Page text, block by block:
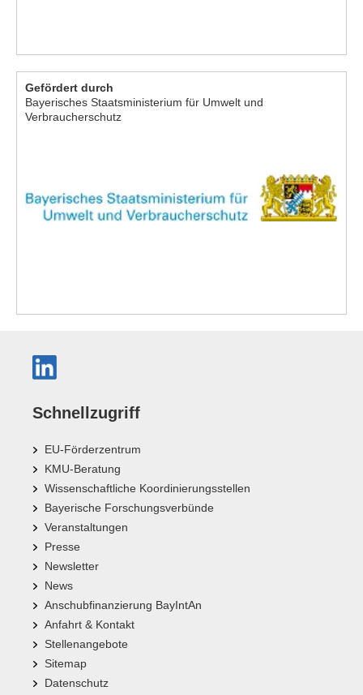
Gefördert durch
Bayerisches Staatsministerium für Umwelt und
Verbraucherschutz
Schnellzugriff
EU-Förderzentrum
KMU-Beratung
Wissenschaftliche Koordinierungsstellen
Bayerische Forschungsverbünde
Veranstaltungen
Presse
Newsletter
News
Anschubfinanzierung BayIntAn
Anfahrt & Kontakt
Stellenangebote
Sitemap
Datenschutz